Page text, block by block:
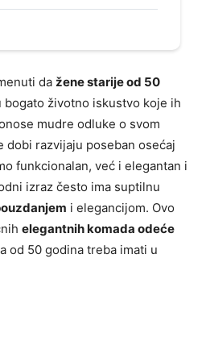
da žene starije od 50
bogato životno iskustvo koje ih
mudre odluke o svom
dobi razvijaju poseban osećaj
funkcionalan, već i elegantan i
izraz često ima suptilnu
i elegancijom. Ovo
elegantnih komada odeće
od 50 godina treba imati u